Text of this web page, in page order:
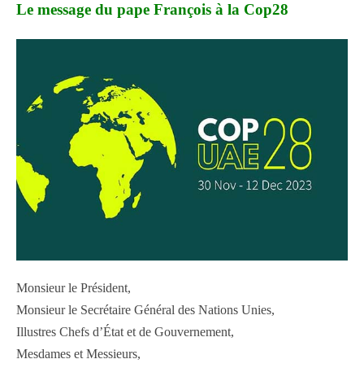
Le message du pape François à la Cop28
Monsieur le Président,
Monsieur le Secrétaire Général des Nations Unies,
Illustres Chefs d’État et de Gouvernement,
Mesdames et Messieurs,